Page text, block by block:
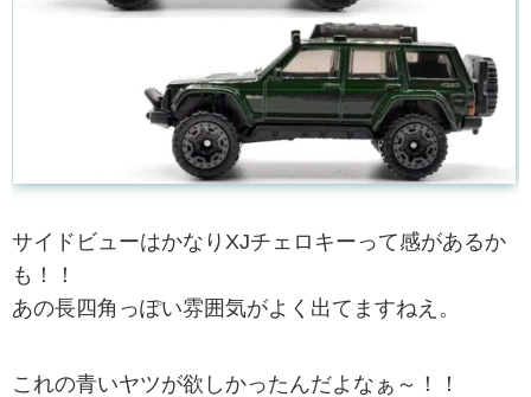
サイドビューはかなりXJチェロキーって感があるか
も！！
あの長四角っぽい雰囲気がよく出てますねえ。
これの青いヤツが欲しかったんだよなぁ～！！